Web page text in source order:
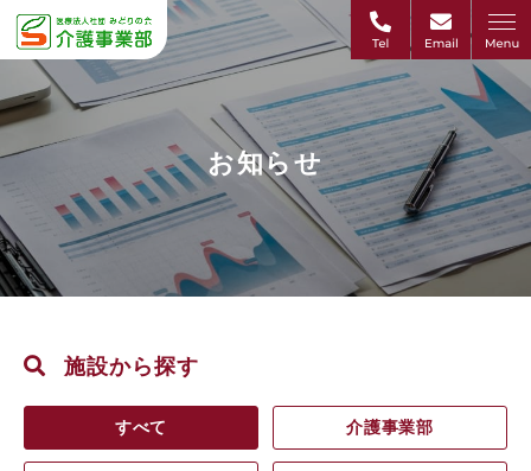
お知らせ
施設から探す
すべて 介護事業部